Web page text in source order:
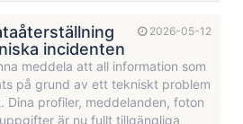
2026-05-12
incidenten
meddela att all information som
på grund av ett tekniskt problem
Dina profiler, meddelanden, foton
är nu fullt tillgängliga